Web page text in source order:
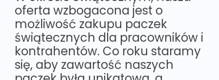
oferta wzbogacona jest o
możliwość zakupu paczek
świątecznych dla pracowników i
kontrahentów. Co roku staramy
się, aby zawartość naszych